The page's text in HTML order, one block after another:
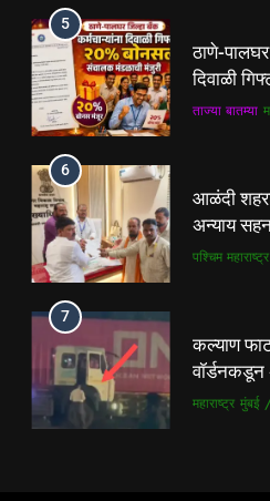
6
आळंदी
अन्याय
जिल्हा
7
कल्याण
वसुलीचा
8
देसाई
पूरस्थिती व
5
ठाणे-पालघर
दिवाळी
मंडळाची
ताज्या बातम्या
6
आळंदी
अन्याय
जिल्हा
पश्चिम महाराष्ट्र
7
कल्याण
वसुलीचा
महाराष्ट्र मुंबई